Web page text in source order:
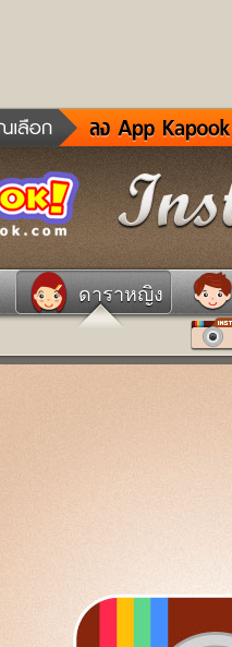
ข่าวด่วน
ละคร
เกม
ดูดวง
ผู้ชาย
แวะชิมแวะพัก
dictionary
ดาราหญิง